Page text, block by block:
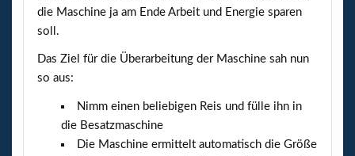
die Maschine ja am Ende Arbeit und Energie sparen
soll.
Das Ziel für die Überarbeitung der Maschine sah nun
so aus:
Nimm einen beliebigen Reis und fülle ihn in
die Besatzmaschine
Die Maschine ermittelt automatisch die Größe